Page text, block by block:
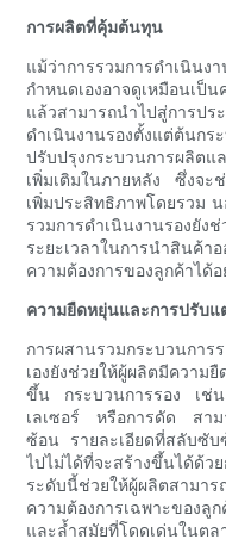
การผลิตที่คุ้มต้นทุน
แม้ว่าการรวมการดำเนินง
กำหนดเองอาจดูเหมือนเ
แล้วสามารถนำไปสู่การป
ดำเนินงานรองตั้งแต่ต้นกร
ปรับปรุงกระบวนการผลิตแ
เพิ่มเติมในภายหลัง ซึ่งจ
เพิ่มประสิทธิภาพโดยรวม
รวมการดำเนินงานรองยัง
ระยะเวลาในการนำสิน
ความต้องการของลูกค้าได้
ความยืดหยุ่นและการปรับแ
การผสานรวมกระบวนการ
เองยังช่วยให้ผู้ผลิตมีความ
ขึ้น กระบวนการรอง เช่
เลเซอร์ หรือการดัด สาม
ซ้อน รายละเอียดที่สลับซั
ไปไม่ได้ที่จะสร้างขึ้นได้ด้ว
ระดับนี้ช่วยให้ผู้ผลิตสามา
ความต้องการเฉพาะของ
และล้ำสมัยที่โดดเด่นในตล